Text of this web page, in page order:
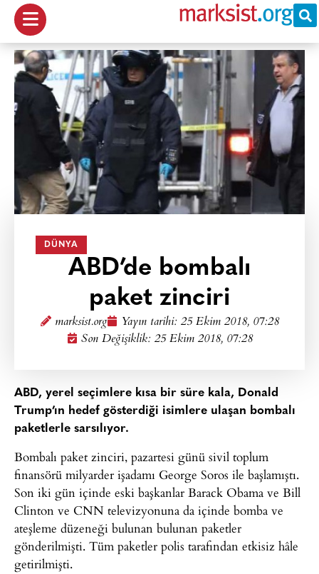
DÜNYA
ABD’de bombalı
paket zinciri
marksist.org Yayın tarihi: 25 Ekim 2018, 07:28
Son Değişiklik: 25 Ekim 2018, 07:28
ABD, yerel seçimlere kısa bir süre kala, Donald
Trump’ın hedef gösterdiği isimlere ulaşan bombalı
paketlerle sarsılıyor.
Bombalı paket zinciri, pazartesi günü sivil toplum
finansörü milyarder işadamı George Soros ile başlamıştı.
Son iki gün içinde eski başkanlar Barack Obama ve Bill
Clinton ve CNN televizyonuna da içinde bomba ve
ateşleme düzeneği bulunan bulunan paketler
gönderilmişti. Tüm paketler polis tarafından etkisiz hâle
getirilmişti.